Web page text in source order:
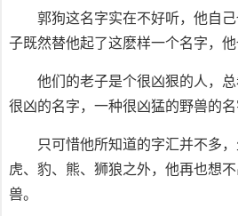
郭狗这名字实在不好听，他自
子既然替他起了这麽样一个名字，他
他们的老子是个很凶狠的人，
很凶的名字，一种很凶猛的野兽的名
只可惜他所知道的字汇并不多
虎、豹、熊、狮狼之外，他再也想
兽。